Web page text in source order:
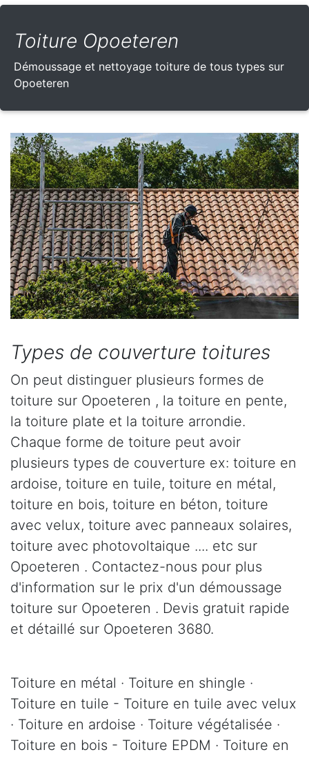
Toiture Opoeteren
Démoussage et nettoyage toiture de tous types sur
Opoeteren
Types de couverture toitures
On peut distinguer plusieurs formes de
toiture sur Opoeteren , la toiture en pente,
la toiture plate et la toiture arrondie.
Chaque forme de toiture peut avoir
plusieurs types de couverture ex: toiture en
ardoise, toiture en tuile, toiture en métal,
toiture en bois, toiture en béton, toiture
avec velux, toiture avec panneaux solaires,
toiture avec photovoltaique .... etc sur
Opoeteren . Contactez-nous pour plus
d'information sur le prix d'un démoussage
toiture sur Opoeteren . Devis gratuit rapide
et détaillé sur Opoeteren 3680.
Toiture en métal · Toiture en shingle ·
Toiture en tuile - Toiture en tuile avec velux
· Toiture en ardoise · Toiture végétalisée ·
Toiture en bois - Toiture EPDM · Toiture en